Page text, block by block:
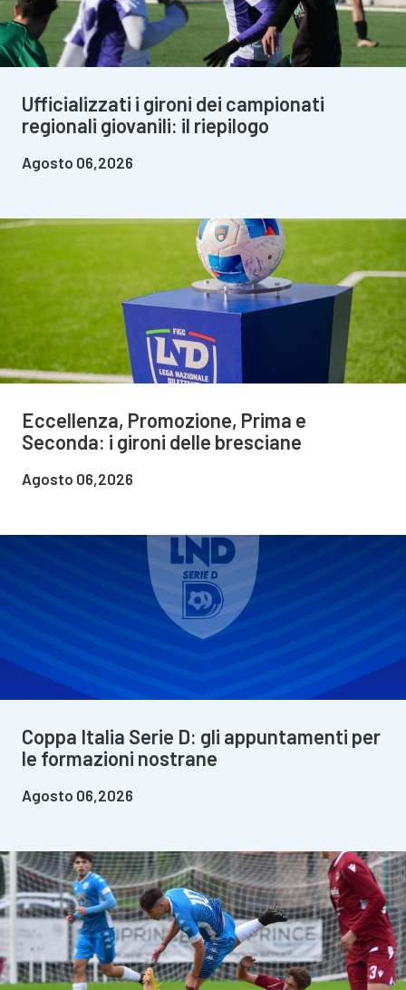
Ufficializzati i gironi dei campionati
regionali giovanili: il riepilogo
Agosto 06,2026
Eccellenza, Promozione, Prima e
Seconda: i gironi delle bresciane
Agosto 06,2026
Coppa Italia Serie D: gli appuntamenti per
le formazioni nostrane
Agosto 06,2026